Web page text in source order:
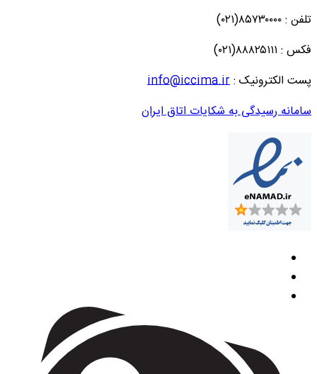
تلفن : ۸۵۷۳۰۰۰۰(۰۲۱)
فکس : ۸۸۸۲۵۱۱۱(۰۲۱)
پست الکترونیک :info@iccima.ir
سامانه رسیدگی به شکایات اتاق ایران